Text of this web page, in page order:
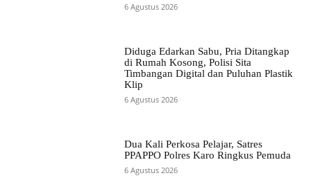
6 Agustus 2026
Diduga Edarkan Sabu, Pria Ditangkap
di Rumah Kosong, Polisi Sita
Timbangan Digital dan Puluhan Plastik
Klip
6 Agustus 2026
Dua Kali Perkosa Pelajar, Satres
PPAPPO Polres Karo Ringkus Pemuda
6 Agustus 2026